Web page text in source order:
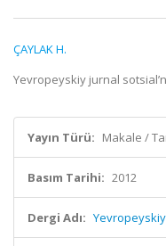
ÇAYLAK H.
Yevropeyskiy jurnal
Yayın Türü: Makale /
Basım Tarihi: 2012
Dergi Adı: